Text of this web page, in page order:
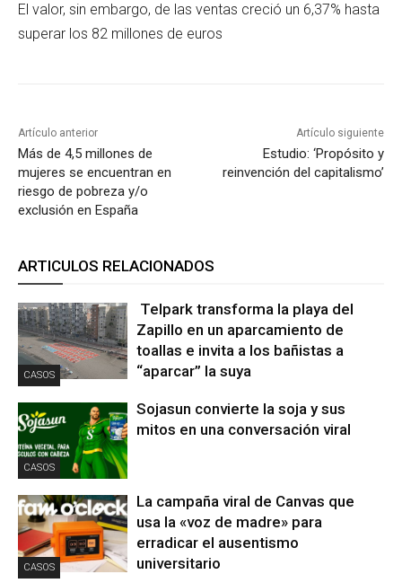
El valor, sin embargo, de las ventas creció un 6,37% hasta
superar los 82 millones de euros
Artículo anterior
Más de 4,5 millones de
mujeres se encuentran en
riesgo de pobreza y/o
exclusión en España
Artículo siguiente
Estudio: ‘Propósito y
reinvención del capitalismo’
ARTICULOS RELACIONADOS
CASOS
Telpark transforma la playa del
Zapillo en un aparcamiento de
toallas e invita a los bañistas a
“aparcar” la suya
CASOS
Sojasun convierte la soja y sus
mitos en una conversación viral
CASOS
La campaña viral de Canvas que
usa la «voz de madre» para
erradicar el ausentismo
universitario